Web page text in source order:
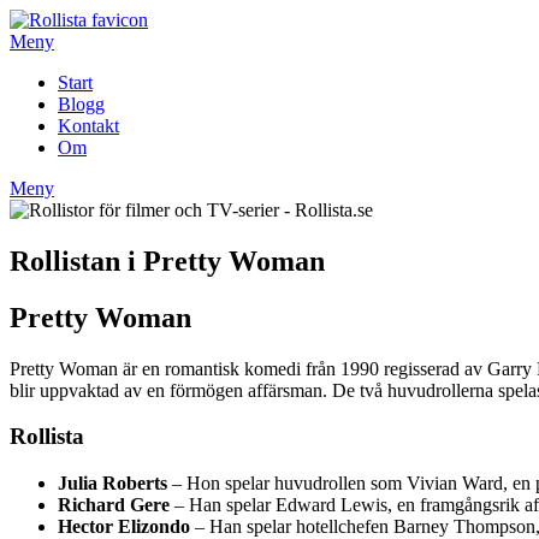
Hoppa
till
Meny
Start
Blogg
Kontakt
Om
Meny
Rollistan i Pretty Woman
Pretty Woman
Pretty Woman är en romantisk komedi från 1990 regisserad av
blir uppvaktad av en förmögen affärsman. De två huvudrollerna
Rollista
Julia Roberts – Hon spelar huvudrollen som Vivian Ward, en
Richard Gere – Han spelar Edward Lewis, en framgångsrik
Hector Elizondo – Han spelar hotellchefen Barney